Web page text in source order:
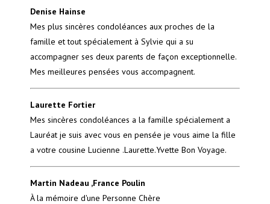
Denise Hainse
Mes plus sincères condoléances aux proches de la
famille et tout spécialement à Sylvie qui a su
accompagner ses deux parents de façon exceptionnelle.
Mes meilleures pensées vous accompagnent.
Laurette Fortier
Mes sincères condoléances a la famille spécialement a
Lauréat je suis avec vous en pensée je vous aime la fille
a votre cousine Lucienne .Laurette.Yvette Bon Voyage.
Martin Nadeau ,France Poulin
À la mémoire d'une Personne Chère